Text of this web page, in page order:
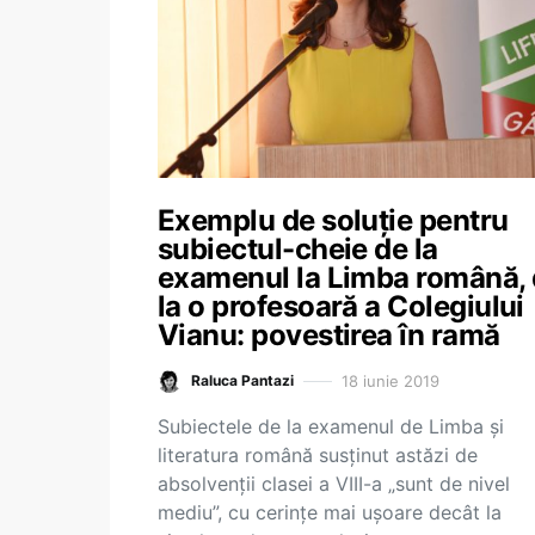
Exemplu de soluție pentru
subiectul-cheie de la
examenul la Limba română,
la o profesoară a Colegiului
Vianu: povestirea în ramă
Raluca Pantazi 18 iunie 2019
Subiectele de la examenul de Limba și
literatura română susținut astăzi de
absolvenții clasei a VIII-a „sunt de nivel
mediu”, cu cerințe mai ușoare decât la